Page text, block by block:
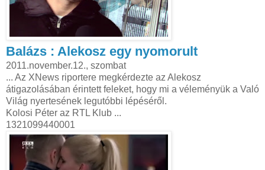
Balázs : Alekosz egy nyomorult
2011.november.12., szombat
... Az XNews riportere megkérdezte az Alekosz
átigazolásában érintett feleket, hogy mi a véleményük a Való
Világ nyertesének legutóbbi lépéséről.
Kolosi Péter az RTL Klub ...
1321099440001